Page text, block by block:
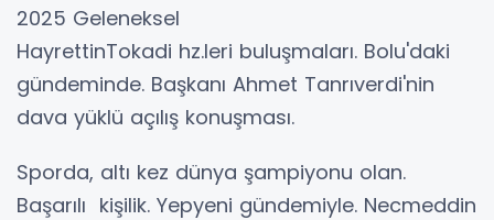
2025 Geleneksel
HayrettinTokadi hz.leri buluşmaları. Bolu'daki
gündeminde. Başkanı Ahmet Tanrıverdi'nin
dava yüklü açılış konuşması.
Sporda, altı kez dünya şampiyonu olan.
Başarılı kişilik. Yepyeni gündemiyle. Necmeddin